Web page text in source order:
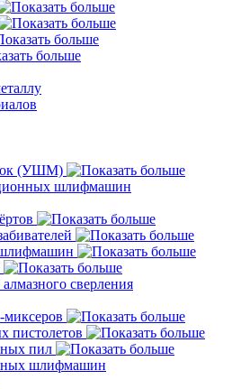
(УШМ)
шлифмашин
сверления
миксеров
пистолетов
пил
шлифмашин